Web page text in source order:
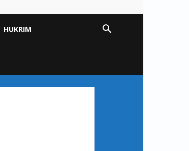
HUKRIM